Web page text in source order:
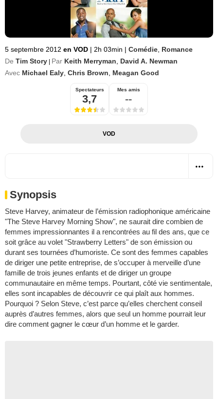
5 septembre 2012 en VOD | 2h 03min | Comédie Romance
De Tim Story Par Keith Merryman
David A. Newman
Avec Michael Ealy Chris Brown Meagan Good
Spectateurs
3,7
Mes amis
--
VOD
Synopsis
Steve Harvey, animateur de l’émission radiophonique américaine
"The Steve Harvey Morning Show", ne saurait dire combien de
femmes impressionnantes il a rencontrées au fil des ans, que ce
soit grâce au volet "Strawberry Letters" de son émission ou
durant ses tournées d’humoriste. Ce sont des femmes capables
de diriger une petite entreprise, de s’occuper à merveille d’une
famille de trois jeunes enfants et de diriger un groupe
communautaire en même temps. Pourtant, côté vie sentimentale,
elles sont incapables de découvrir ce qui plaît aux hommes.
Pourquoi ? Selon Steve, c’est parce qu’elles cherchent conseil
auprès d’autres femmes, alors que seul un homme pourrait leur
dire comment gagner le cœur d’un homme et le garder.